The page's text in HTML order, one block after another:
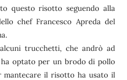
questo risotto seguendo alla
chef Francesco Apreda del
trucchetti, che andrò ad
optato per un brodo di pollo
mantecare il risotto ha usato il